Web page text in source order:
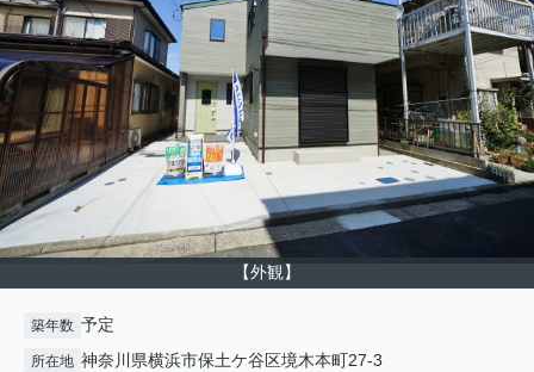
【外観】
築年数 予定
所在地 神奈川県横浜市保土ケ谷区境木本町27-3